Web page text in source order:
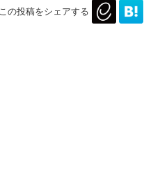
この投稿をシェアする